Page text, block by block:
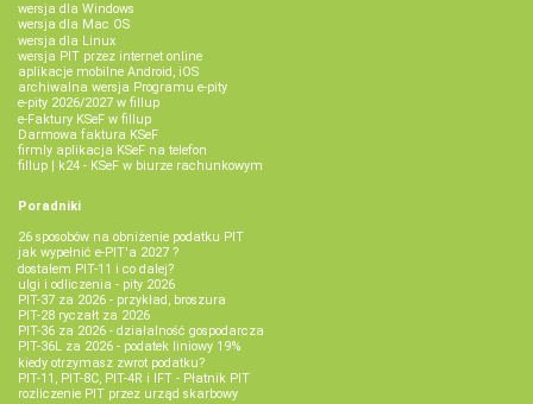
wersja dla Windows
wersja dla Mac OS
wersja dla Linux
wersja PIT przez internet online
aplikacje mobilne Android, iOS
archiwalna wersja Programu e-pity
e-pity 2026/2027 w fillup
e‑Faktury KSeF w fillup
Darmowa faktura KSeF
firmly aplikacja KSeF na telefon
fillup | k24 - KSeF w biurze rachunkowym
Poradniki
26 sposobów na obniżenie podatku PIT
jak wypełnić e-PIT'a 2027 ?
dostałem PIT-11 i co dalej?
ulgi i odliczenia - pity 2026
PIT-37 za 2026 - przykład, broszura
PIT-28 ryczałt za 2026
PIT-36 za 2026 - działalność gospodarcza
PIT-36L za 2026 - podatek liniowy 19%
kiedy otrzymasz zwrot podatku?
PIT-11, PIT-8C, PIT-4R i IFT - Płatnik PIT
rozliczenie PIT przez urząd skarbowy